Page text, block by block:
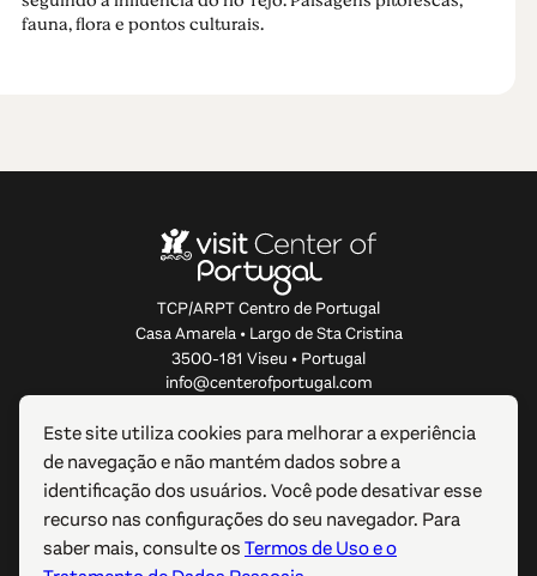
fauna, flora e pontos culturais.
TCP/ARPT Centro de Portugal
Casa Amarela • Largo de Sta Cristina
3500-181 Viseu • Portugal
info@centerofportugal.com
SOBRE ESTE WEBSITE
LIGAÇÕES ÚTEIS
SIGA-NOS
Este site utiliza cookies para melhorar a experiência
de navegação e não mantém dados sobre a
identificação dos usuários. Você pode desativar esse
recurso nas configurações do seu navegador. Para
saber mais, consulte osTermos de Uso e o